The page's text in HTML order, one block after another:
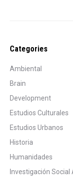
Categories
Ambiental
Brain
Development
Estudios Culturales
Estudios Urbanos
Historia
Humanidades
Investigación Social